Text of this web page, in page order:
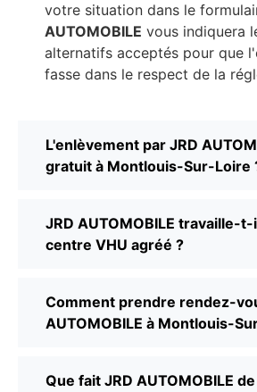
votre situation dans le
AUTOMOBILE vous indiquera
alternatifs acceptés pour que
fasse dans le respect de la
L'enlèvement par JRD
gratuit à Montlouis-Sur-Loire
JRD AUTOMOBILE travaille-t-
centre VHU agréé ?
Comment prendre rendez-
AUTOMOBILE à Montlouis-
Que fait JRD AUTOMOBILE